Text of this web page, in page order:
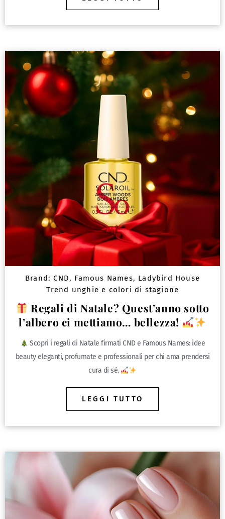
Brand: CND, Famous Names, Ladybird House
Trend unghie e colori di stagione
Regali di Natale? Quest’anno sotto
l’albero ci mettiamo… bellezza!
Scopri i regali di Natale firmati CND e Famous Names: idee
beauty eleganti, profumate e professionali per chi ama prendersi
cura di sé.
LEGGI TUTTO